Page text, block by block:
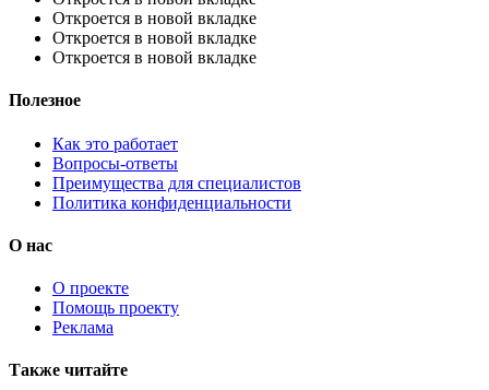
Откроется в новой вкладке
Откроется в новой вкладке
Откроется в новой вкладке
Полезное
Как это работает
Вопросы-ответы
Преимущества для специалистов
Политика конфиденциальности
О нас
О проекте
Помощь проекту
Реклама
Также читайте